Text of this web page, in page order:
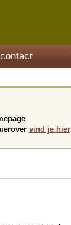
contact
vind je hier